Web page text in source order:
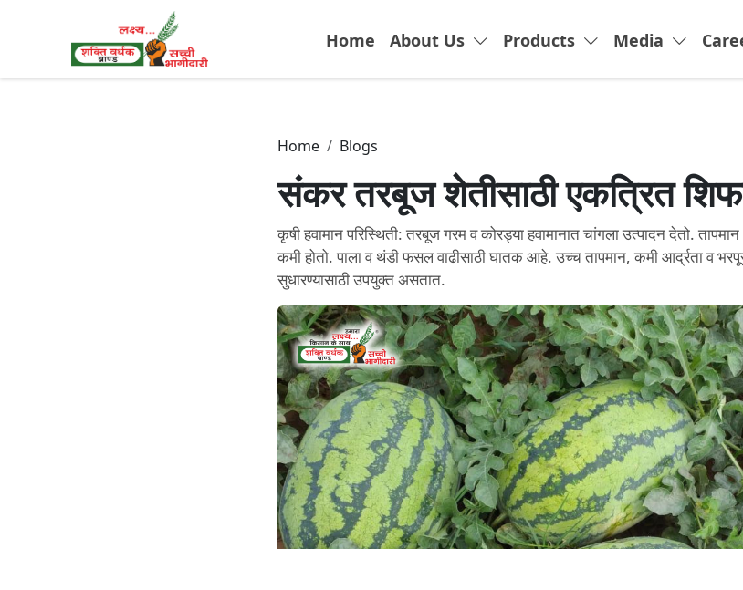
Home About Us Products Media
Home Blogs
संकर तरबूज शेतीसाठी एकत्रित
कृषी हवामान परिस्थिती: तरबूज गरम व कोरड्या हवामानात चांगला उत्पादन देतो.
कमी होतो. पाला व थंडी फसल वाढीसाठी घातक आहे. उच्च तापमान, कमी आर्द्रता व
सुधारण्यासाठी उपयुक्त असतात.